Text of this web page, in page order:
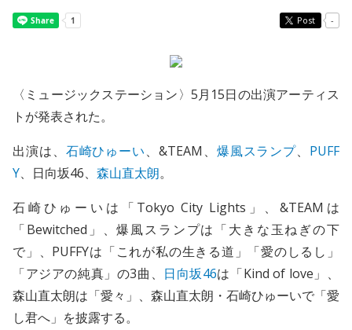
Post -
〈ミュージックステーション〉5月15日の出演アーティス
トが発表された。
出演は、 石崎ひゅーい、&TEAM、 爆風スランプ、 PUFF
Y、日向坂46、 森山直太朗。
石崎ひゅーいは「Tokyo City Lights」、&TEAMは
「Bewitched」、爆風スランプは「大きな玉ねぎの下
で」、PUFFYは「これが私の生きる道」「愛のしるし」
「アジアの純真」の3曲、 日向坂46は「Kind of love」、
森山直太朗は「愛々」、森山直太朗・石崎ひゅーいで「愛
し君へ」を披露する。